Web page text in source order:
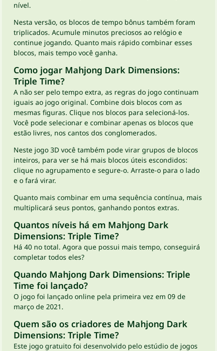
nível.
Nesta versão, os blocos de tempo bônus também foram
triplicados. Acumule minutos preciosos ao relógio e
continue jogando. Quanto mais rápido combinar esses
blocos, mais tempo você ganha.
Como jogar Mahjong Dark Dimensions:
Triple Time?
A não ser pelo tempo extra, as regras do jogo continuam
iguais ao jogo original. Combine dois blocos com as
mesmas figuras. Clique nos blocos para selecioná-los.
Você pode selecionar e combinar apenas os blocos que
estão livres, nos cantos dos conglomerados.
Neste jogo 3D você também pode virar grupos de blocos
inteiros, para ver se há mais blocos úteis escondidos:
clique no agrupamento e segure-o. Arraste-o para o lado
e o fará virar.
Quanto mais combinar em uma sequência contínua, mais
multiplicará seus pontos, ganhando pontos extras.
Quantos níveis há em Mahjong Dark
Dimensions: Triple Time?
Há 40 no total. Agora que possui mais tempo, conseguirá
completar todos eles?
Quando Mahjong Dark Dimensions: Triple
Time foi lançado?
O jogo foi lançado online pela primeira vez em 09 de
março de 2021.
Quem são os criadores de Mahjong Dark
Dimensions: Triple Time?
Este jogo gratuito foi desenvolvido pelo estúdio de jogos